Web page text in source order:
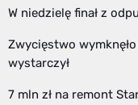
W niedzielę finał z
Zwycięstwo
wystarczył
7 mln zł na remont